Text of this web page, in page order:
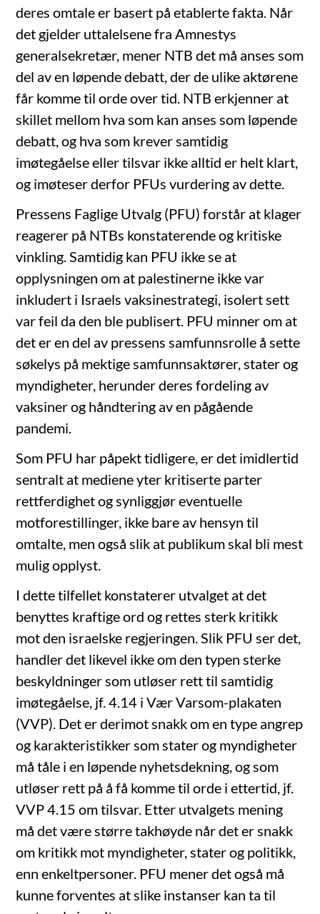
deres omtale er basert på etablerte fakta. Når
det gjelder uttalelsene fra Amnestys
generalsekretær, mener NTB det må anses som
del av en løpende debatt, der de ulike aktørene
får komme til orde over tid. NTB erkjenner at
skillet mellom hva som kan anses som løpende
debatt, og hva som krever samtidig
imøtegåelse eller tilsvar ikke alltid er helt klart,
og imøteser derfor PFUs vurdering av dette.
Pressens Faglige Utvalg (PFU) forstår at klager
reagerer på NTBs konstaterende og kritiske
vinkling. Samtidig kan PFU ikke se at
opplysningen om at palestinerne ikke var
inkludert i Israels vaksinestrategi, isolert sett
var feil da den ble publisert. PFU minner om at
det er en del av pressens samfunnsrolle å sette
søkelys på mektige samfunnsaktører, stater og
myndigheter, herunder deres fordeling av
vaksiner og håndtering av en pågående
pandemi.
Som PFU har påpekt tidligere, er det imidlertid
sentralt at mediene yter kritiserte parter
rettferdighet og synliggjør eventuelle
motforestillinger, ikke bare av hensyn til
omtalte, men også slik at publikum skal bli mest
mulig opplyst.
I dette tilfellet konstaterer utvalget at det
benyttes kraftige ord og rettes sterk kritikk
mot den israelske regjeringen. Slik PFU ser det,
handler det likevel ikke om den typen sterke
beskyldninger som utløser rett til samtidig
imøtegåelse, jf. 4.14 i Vær Varsom-plakaten
(VVP). Det er derimot snakk om en type angrep
og karakteristikker som stater og myndigheter
må tåle i en løpende nyhetsdekning, og som
utløser rett på å få komme til orde i ettertid, jf.
VVP 4.15 om tilsvar. Etter utvalgets mening
må det være større takhøyde når det er snakk
om kritikk mot myndigheter, stater og politikk,
enn enkeltpersoner. PFU mener det også må
kunne forventes at slike instanser kan ta til